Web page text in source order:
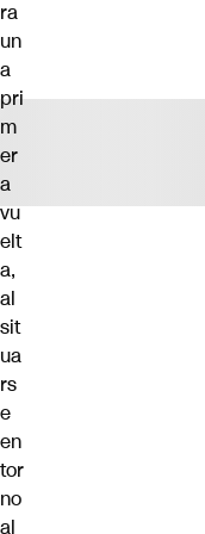
ra
un
a
pri
m
er
a
vu
elt
a,
al
sit
ua
rs
e
en
tor
no
al